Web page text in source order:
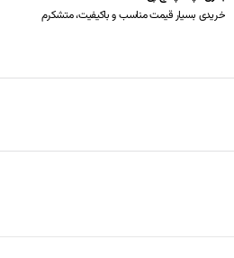
خریدی بسیار قیمت مناسب و باکیفیت، متشکرم